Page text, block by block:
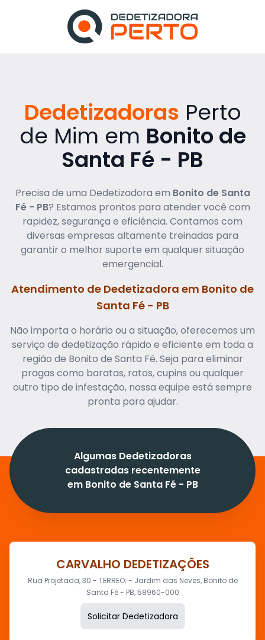
Dedetizadoras Perto
de Mim em Bonito de
Santa Fé - PB
Precisa de uma Dedetizadora em Bonito de Santa
Fé - PB? Estamos prontos para atender você com
rapidez, segurança e eficiência. Contamos com
diversas empresas altamente treinadas para
garantir o melhor suporte em qualquer situação
emergencial.
Atendimento de Dedetizadora em Bonito de
Santa Fé - PB
Não importa o horário ou a situação, oferecemos um
serviço de dedetização rápido e eficiente em toda a
região de Bonito de Santa Fé. Seja para eliminar
pragas como baratas, ratos, cupins ou qualquer
outro tipo de infestação, nossa equipe está sempre
pronta para ajudar.
Algumas Dedetizadoras
cadastradas recentemente
em Bonito de Santa Fé - PB
CARVALHO DEDETIZAÇÕES
Rua Projetada, 30 - TERREO; - Jardim das Neves, Bonito de
Santa Fé - PB, 58960-000
Solicitar Dedetizadora